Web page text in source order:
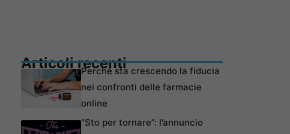
Articoli recentiPerché sta crescendo la fiducia
nei confronti delle farmacie
online
“Sto per tornare”: l’annuncio